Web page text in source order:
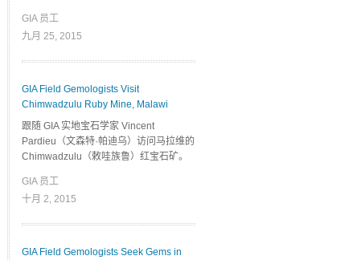
GIA 员工
九月 25, 2015
GIA Field Gemologists Visit
Chimwadzulu Ruby Mine, Malawi
跟随 GIA 实地宝石学家 Vincent
Pardieu（文森特·帕迪乌）访问马拉维的
Chimwadzulu（敕哇族鲁）红宝石矿。
GIA 员工
十月 2, 2015
GIA Field Gemologists Seek Gems in